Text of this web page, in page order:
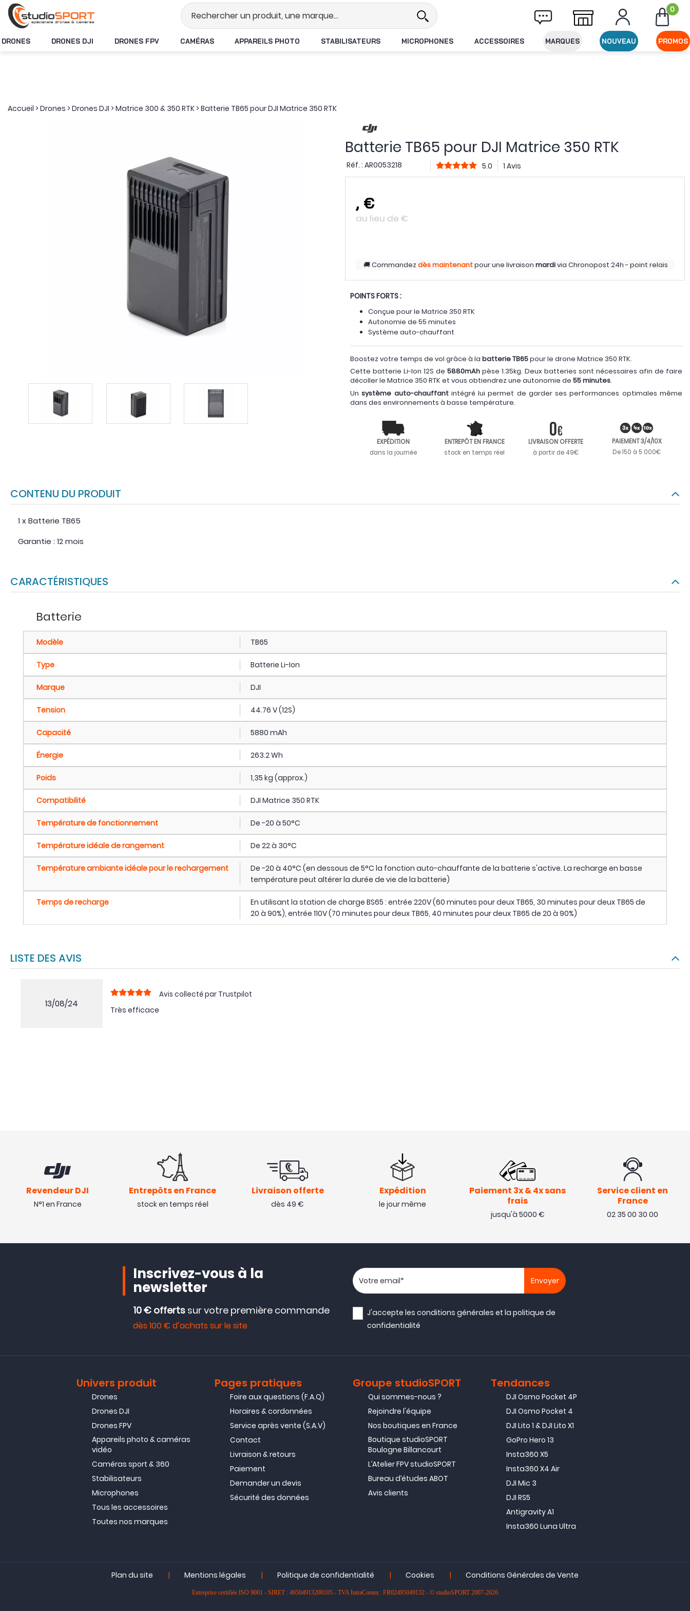
Stock en temps réel Livraison offerte dès 49€ d'achat 0
DRONES DRONES DJI DRONES FPV CAMÉRAS APPAREILS PHOTO STABILISATEURS MICROPHONES ACCESSOIRES MARQUES NOUVEAU PROMOS
Accueil >Drones >Drones DJI >Matrice 300 & 350 RTK>Batterie TB65 pour DJI Matrice 350 RTK
Batterie TB65 pour DJI Matrice 350 RTK
Réf. : AR0053218 5.0 1 Avis
, €
au lieu de €
Commandezdès maintenantpour une livraison mardivia Chronopost 24h - point relais
POINTS FORTS :
Conçue pour le Matrice 350 RTK
Autonomie de 55 minutes
Système auto-chauffant
Boostez votre temps de vol grâce à la batterie TB65pour le drone Matrice 350 RTK.
Cette batterie Li-Ion 12S de 5880mAh pèse 1.35kg. Deux batteries sont nécessaires afin de faire
décoller le Matrice 350 RTK et vous obtiendrez une autonomie de 55 minutes.
Unsystème auto-chauffantintégré lui permet de garder ses performances optimales même
dans des environnements à basse température.
EXPÉDITION
dans la journée
ENTREPÔT EN FRANCE
stock en temps réel
LIVRAISON OFFERTE
à partir de 49€
PAIEMENT 3/4/10X
De 150 à 5 000€
CONTENU DU PRODUIT
1 x Batterie TB65
Garantie : 12 mois
CARACTÉRISTIQUES
Batterie
Modèle TB65
Type Batterie Li-Ion
Marque DJI
Tension 44.76 V (12S)
Capacité 5880 mAh
Énergie 263.2 Wh
Poids 1,35 kg (approx.)
Compatibilité DJI Matrice 350 RTK
Température de fonctionnement De -20 à 50°C
Température idéale de rangement De 22 à 30°C
Température ambiante idéale pour le rechargement
De -20 à 40°C (en dessous de 5°C la fonction auto-chauffante de la batterie s'active. La recharge en basse
température peut altérer la durée de vie de la batterie)
Temps de recharge
En utilisant la station de charge BS65 : entrée 220V (60 minutes pour deux TB65, 30 minutes pour deux TB65 de
20 à 90%), entrée 110V (70 minutes pour deux TB65, 40 minutes pour deux TB65 de 20 à 90%)
LISTE DES AVIS
13/08/24
Avis collecté par Trustpilot
Très efficace
Revendeur DJI
N°1 en France
Entrepôts en France
stock en temps réel
Livraison offerte
dès 49 €
Expédition
le jour même
Paiement 3x & 4x sans
frais
jusqu'à 5000 €
Service client en
France
02 35 00 30 00
Inscrivez-vous à la
newsletter
10 € offerts sur votre première commande
dès 100 € d’achats sur le site
Votre adresse email
J'accepte lesconditions générales et lapolitique de
confidentialité
Univers produit
Drones
Drones DJI
Drones FPV
Appareils photo & caméras
vidéo
Caméras sport & 360
Stabilisateurs
Microphones
Tous les accessoires
Toutes nos marques
Pages pratiques
Foire aux questions (F.A.Q)
Horaires & cordonnées
Service après vente (S.A.V)
Contact
Livraison & retours
Paiement
Demander un devis
Sécurité des données
Groupe studioSPORT
Qui sommes-nous ?
Rejoindre l'équipe
Nos boutiques en France
Boutique studioSPORT
Boulogne Billancourt
L’Atelier FPV studioSPORT
Bureau d’études ABOT
Avis clients
Tendances
DJI Osmo Pocket 4P
DJI Osmo Pocket 4
DJI Lito 1 & DJI Lito X1
GoPro Hero 13
Insta360 X5
Insta360 X4 Air
DJI Mic 3
DJI RS5
Antigravity A1
Insta360 Luna Ultra
Plan du site | Mentions légales | Politique de confidentialité | Cookies | Conditions Générales de Vente
Entreprise certifiée ISO 9001 - SIRET : 49504913200105 - TVA IntraComm : FR02495049132 - © studioSPORT 2007-2026